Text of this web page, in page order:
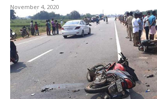
November 4, 2020